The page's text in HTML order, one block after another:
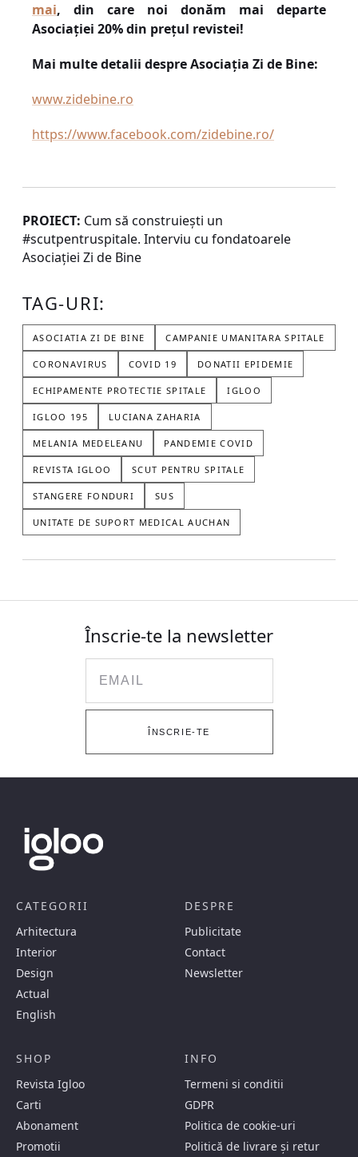
mai, din care noi donăm mai departe
Asociației 20% din prețul revistei!
Mai multe detalii despre Asociația Zi de Bine:
www.zidebine.ro
https://www.facebook.com/zidebine.ro/
PROIECT: Cum să construiești un
#scutpentruspitale. Interviu cu fondatoarele
Asociației Zi de Bine
TAG-URI:
ASOCIATIA ZI DE BINE CAMPANIE UMANITARA SPITALE
CORONAVIRUS COVID 19 DONATII EPIDEMIE
ECHIPAMENTE PROTECTIE SPITALE IGLOO
IGLOO 195 LUCIANA ZAHARIA
MELANIA MEDELEANU PANDEMIE COVID
REVISTA IGLOO SCUT PENTRU SPITALE
STANGERE FONDURI SUS
UNITATE DE SUPORT MEDICAL AUCHAN
Înscrie-te la newsletter
ÎNSCRIE-TE
CATEGORII
Arhitectura
Interior
Design
Actual
English
DESPRE
Publicitate
Contact
Newsletter
SHOP
Revista Igloo
Carti
Abonament
Promotii
INFO
Termeni si conditii
GDPR
Politica de cookie-uri
Politică de livrare și retur